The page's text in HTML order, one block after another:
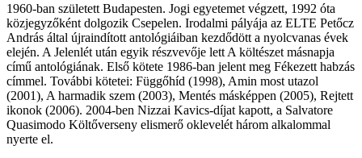
1960-ban született Budapesten. Jogi egyetemet végzett, 1992 óta
közjegyzőként dolgozik Csepelen. Irodalmi pályája az ELTE Petőcz
András által újraindított antológiáiban kezdődött a nyolcvanas évek
elején. A Jelenlét után egyik részvevője lett A költészet másnapja
című antológiának. Első kötete 1986-ban jelent meg Fékezett habzás
címmel. További kötetei: Függőhíd (1998), Amin most utazol
(2001), A harmadik szem (2003), Mentés másképpen (2005), Rejtett
ikonok (2006). 2004-ben Nizzai Kavics-díjat kapott, a Salvatore
Quasimodo Költőverseny elismerő oklevelét három alkalommal
nyerte el.